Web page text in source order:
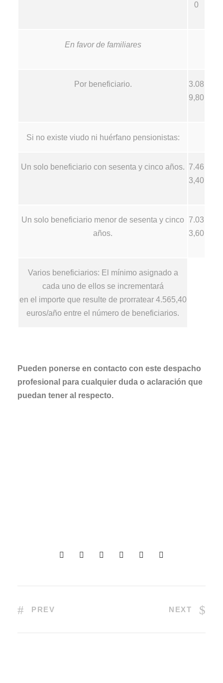
0
En favor de familiares
Por beneficiario.
3.08
9,80
Si no existe viudo ni huérfano pensionistas:
Un solo beneficiario con sesenta y cinco años. 7.46
3,40
Un solo beneficiario menor de sesenta y cinco
años.
7.03
3,60
Varios beneficiarios: El mínimo asignado a
cada uno de ellos se incrementará
en el importe que resulte de prorratear 4.565,40
euros/año entre el número de beneficiarios.
Pueden ponerse en contacto con este despacho
profesional para cualquier duda o aclaración que
puedan tener al respecto.
PREV NEXT